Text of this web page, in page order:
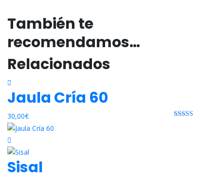
También te
recomendamos…
Relacionados
Jaula Cría 60
30,00€
Sisal